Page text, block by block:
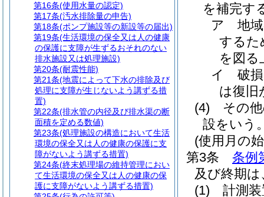
を補完す
ア
地
するた
を図る
イ
破
は復旧
(4)
その
設をいう
(使用月の
第3条
条例
及び終期
(1)
計測
第16条(使用水量の認定)
第17条(汚水排除量の申告)
第18条(ポンプ施設等の新設等の届出)
第19条(生活環境の保全又は人の健康
の保護に支障が生ずるおそれのない
排水施設又は処理施設)
第20条(耐震性能)
第21条(地震によって下水の排除及び
処理に支障が生じないよう講ずる措
置)
第22条(排水管の内径及び排水渠の断
面積を定める数値)
第23条(処理施設の構造において生活
環境の保全又は人の健康の保護に支
障がないよう講ずる措置)
第24条(終末処理場の維持管理におい
て生活環境の保全又は人の健康の保
護に支障がないよう講ずる措置)